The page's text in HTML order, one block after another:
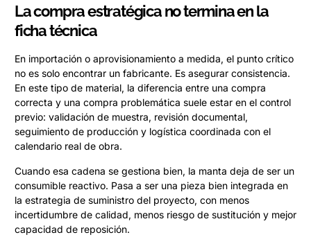
La compra estratégica no termina en la
ficha técnica
En importación o aprovisionamiento a medida, el punto crítico
no es solo encontrar un fabricante. Es asegurar consistencia.
En este tipo de material, la diferencia entre una compra
correcta y una compra problemática suele estar en el control
previo: validación de muestra, revisión documental,
seguimiento de producción y logística coordinada con el
calendario real de obra.
Cuando esa cadena se gestiona bien, la manta deja de ser un
consumible reactivo. Pasa a ser una pieza bien integrada en
la estrategia de suministro del proyecto, con menos
incertidumbre de calidad, menos riesgo de sustitución y mejor
capacidad de reposición.